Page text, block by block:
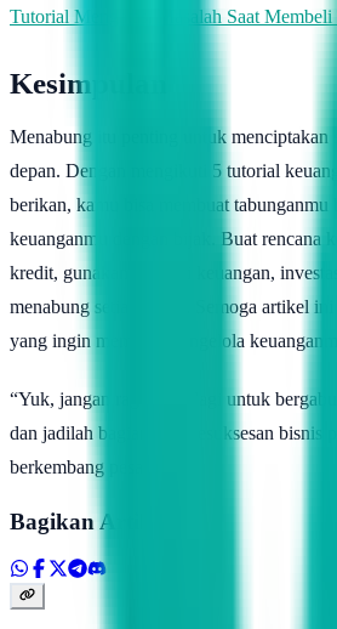
Tutorial Mengatasi Masalah Saat
Kesimpulan
Menabung itu penting untuk menciptakan
depan. Dengan mengikuti 5 tutorial
berikan, kamu bisa membuat tabunganmu
keuanganmu dengan bijak. Buat rencana
kredit, gunakan aplikasi keuangan,
menabung setiap bulan. Semoga artikel
yang ingin memulai mengelola
“Yuk, jangan ragu-ragu lagi untuk
dan jadilah bagian dari kesuksesan bisnis
berkembang pesat!”
Bagikan Artikel